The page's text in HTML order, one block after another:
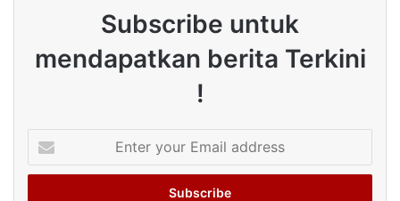
Subscribe untuk
mendapatkan berita Terkini
!
your
Email